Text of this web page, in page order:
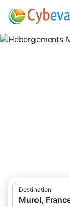
Destination
Murol,